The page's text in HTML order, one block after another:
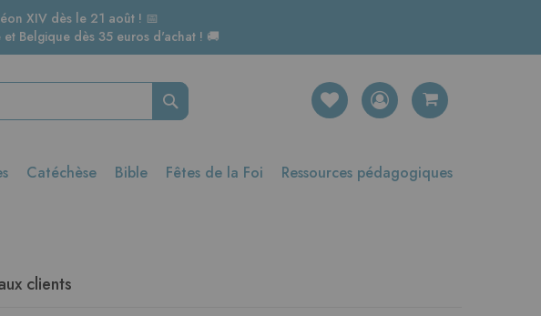
XIV dès le 21 août ! 📅
Belgique dès 35 euros d'achat ! 🚚
Rechercher
Catéchèse Bible Fêtes de la Foi Ressources pédagogiques
clients